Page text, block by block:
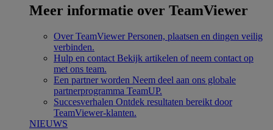
Meer informatie over TeamViewer
Over TeamViewer Personen, plaatsen en dingen veilig
verbinden.
Hulp en contact Bekijk artikelen of neem contact op
met ons team.
Een partner worden Neem deel aan ons globale
partnerprogramma TeamUP.
Succesverhalen Ontdek resultaten bereikt door
TeamViewer-klanten.
NIEUWS